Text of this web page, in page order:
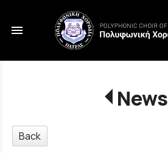
menu
News
Back